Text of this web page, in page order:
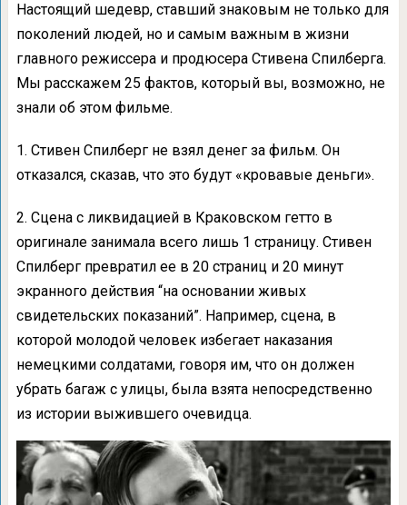
Настоящий шедевр, ставший знаковым не только для
поколений людей, но и самым важным в жизни
главного режиссера и продюсера Стивена Спилберга.
Мы расскажем 25 фактов, который вы, возможно, не
знали об этом фильме.
1. Стивен Спилберг не взял денег за фильм. Он
отказался, сказав, что это будут «кровавые деньги».
2. Сцена с ликвидацией в Краковском гетто в
оригинале занимала всего лишь 1 страницу. Стивен
Спилберг превратил ее в 20 страниц и 20 минут
экранного действия “на основании живых
свидетельских показаний”. Например, сцена, в
которой молодой человек избегает наказания
немецкими солдатами, говоря им, что он должен
убрать багаж с улицы, была взята непосредственно
из истории выжившего очевидца.